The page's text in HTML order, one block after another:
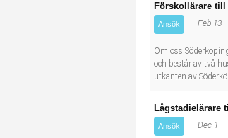
Hotell, restaurang, storhushåll
Bussförare/Busschaufför
Behandlingsassistent/Socialpedagog
Förskollärare
Ansök Feb 13
Om oss
och består av två
utkanten av
Lågstadielärare
Ansök Dec 1